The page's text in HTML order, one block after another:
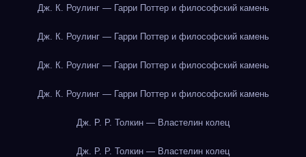
Дж. К. Роулинг — Гарри Поттер и философский камень
Дж. К. Роулинг — Гарри Поттер и философский камень
Дж. К. Роулинг — Гарри Поттер и философский камень
Дж. К. Роулинг — Гарри Поттер и философский камень
Дж. Р. Р. Толкин — Властелин колец
Дж. Р. Р. Толкин — Властелин колец